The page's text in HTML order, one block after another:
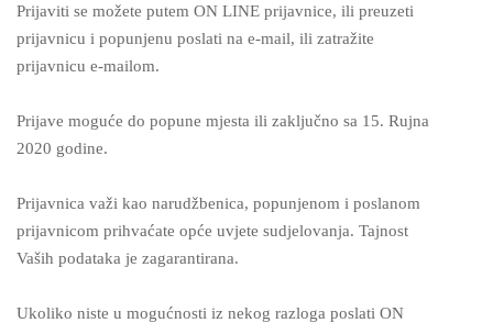
Prijaviti se možete putem ON LINE prijavnice, ili preuzeti
prijavnicu i popunjenu poslati na e-mail, ili zatražite
prijavnicu e-mailom.
Prijave moguće do popune mjesta ili zaključno sa 15. Rujna
2020 godine.
Prijavnica važi kao narudžbenica, popunjenom i poslanom
prijavnicom prihvaćate opće uvjete sudjelovanja. Tajnost
Vaših podataka je zagarantirana.
Ukoliko niste u mogućnosti iz nekog razloga poslati ON